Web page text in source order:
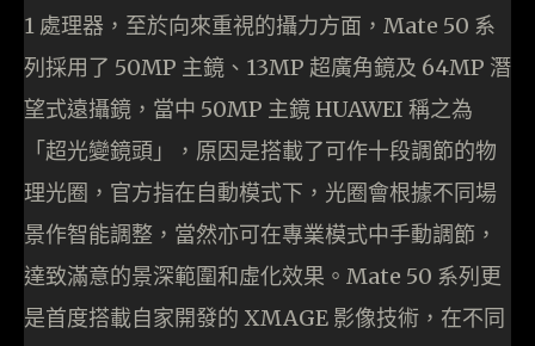
1 處理器，至於向來重視的攝力方面，Mate 50 系
列採用了 50MP 主鏡、13MP 超廣角鏡及 64MP 潛
望式遠攝鏡，當中 50MP 主鏡 HUAWEI 稱之為
「超光變鏡頭」，原因是搭載了可作十段調節的物
理光圈，官方指在自動模式下，光圈會根據不同場
景作智能調整，當然亦可在專業模式中手動調節，
達致滿意的景深範圍和虛化效果。Mate 50 系列更
是首度搭載自家開發的 XMAGE 影像技術，在不同